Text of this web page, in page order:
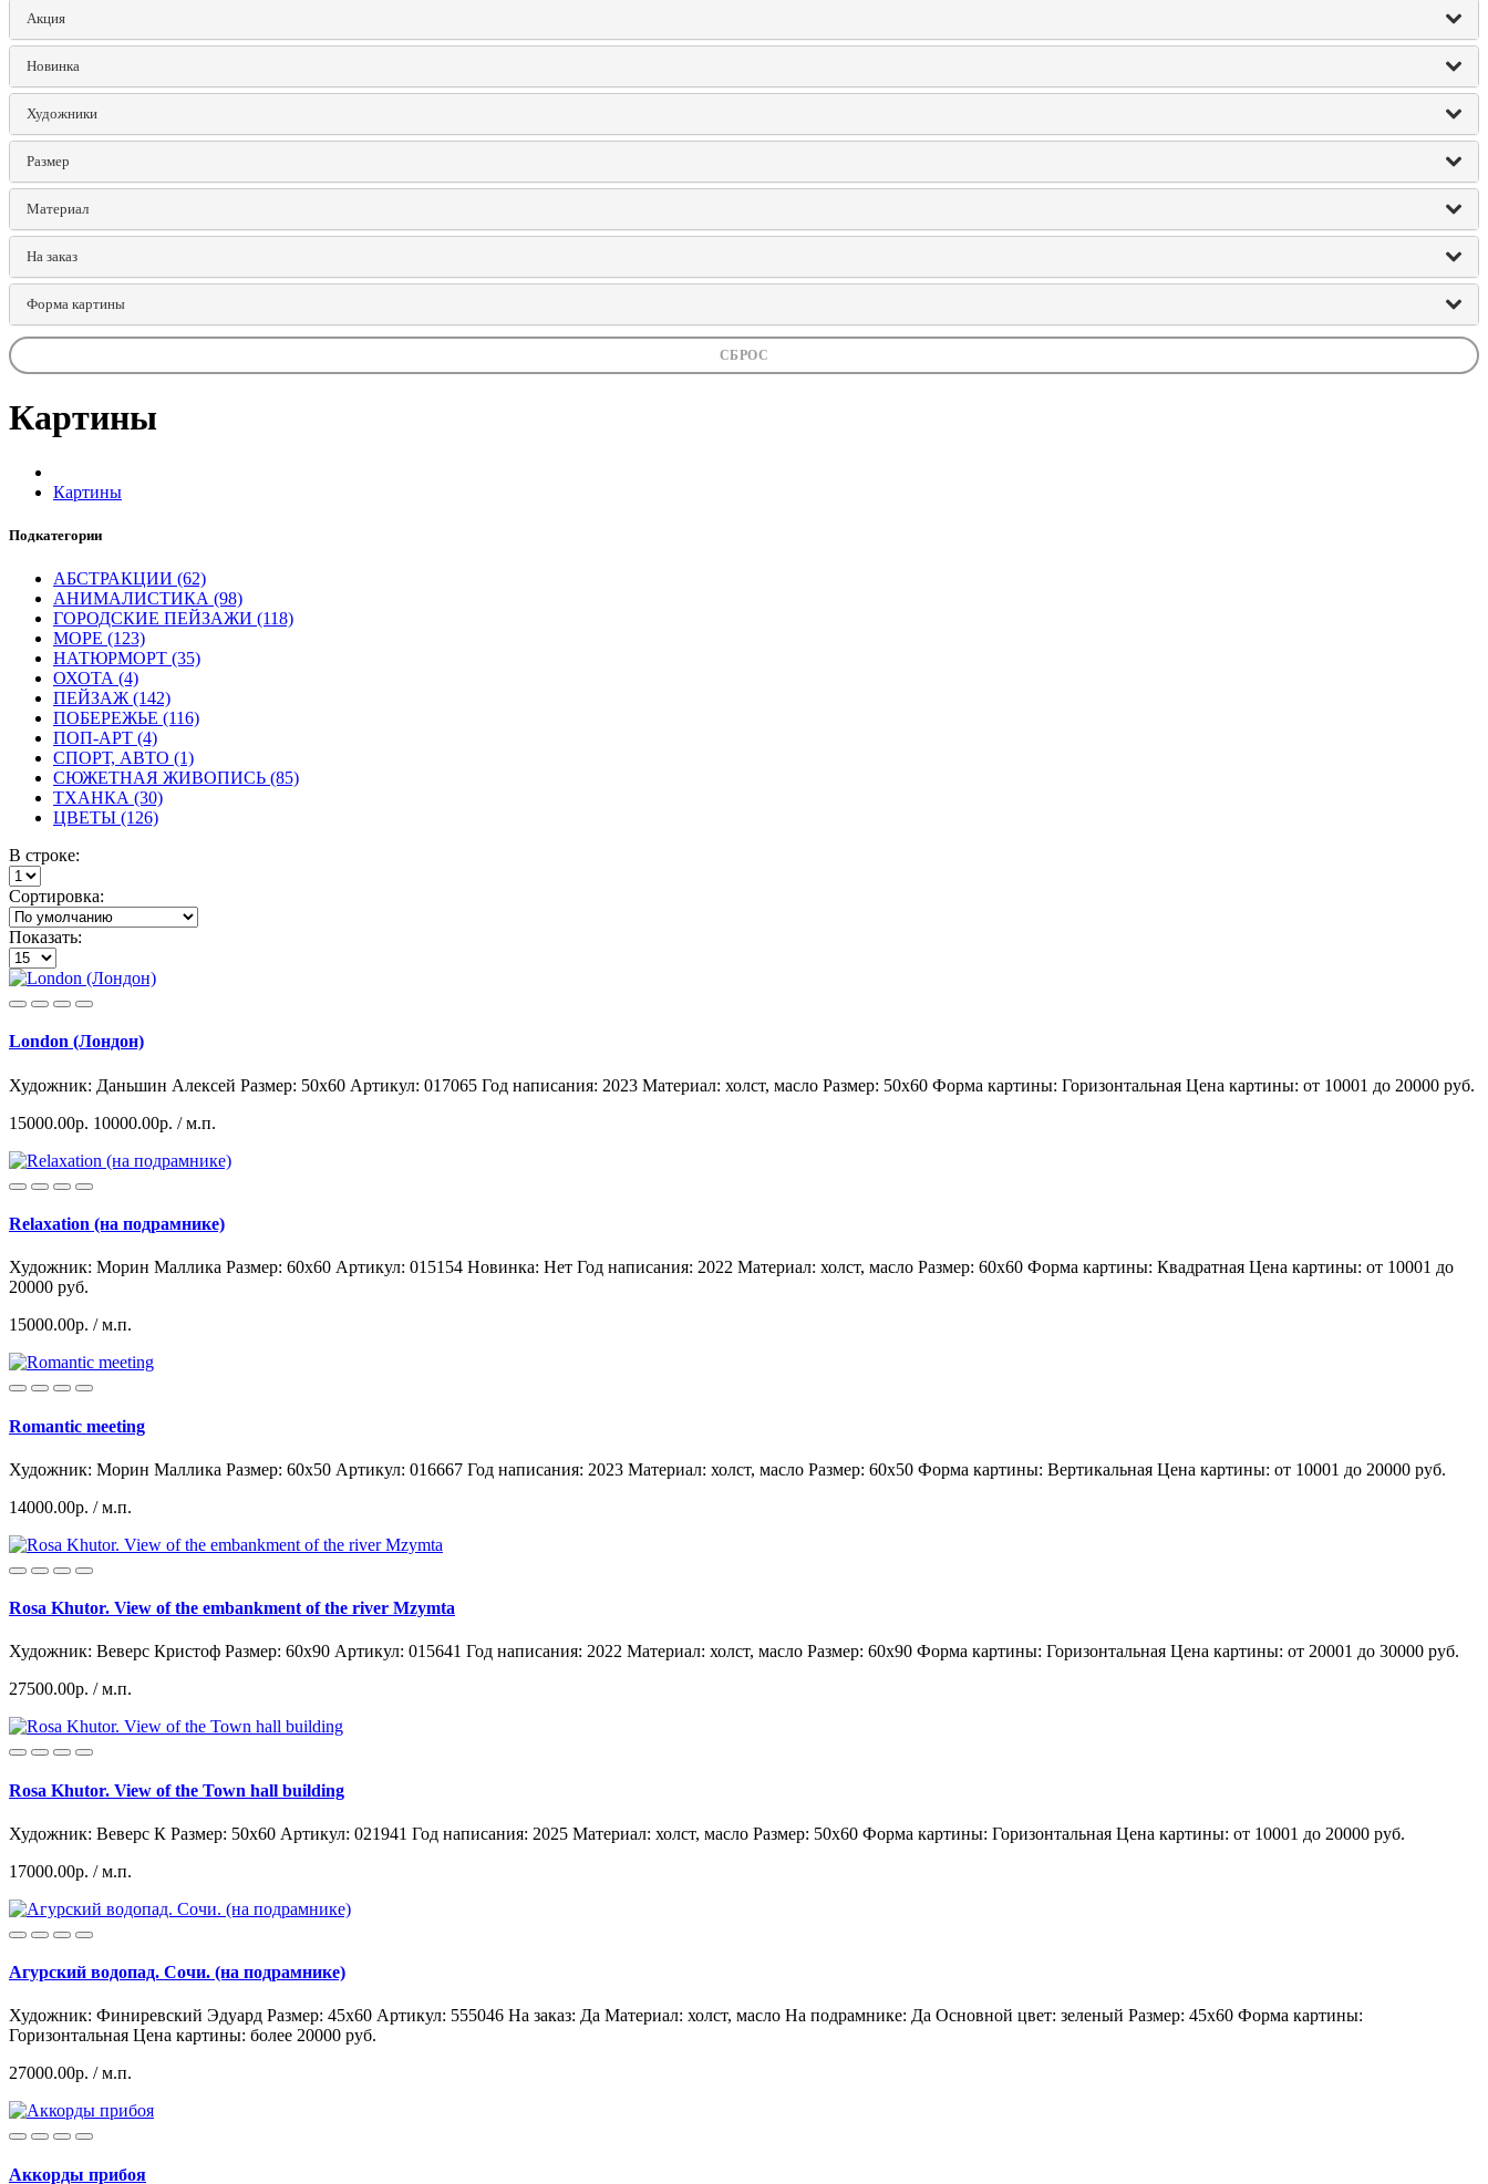
Акция
Hoвинка
Художники
Размер
Материал
Ha заказ
Форма картины
СБРОС
Картины
Картины
Подкатегории
АБСТРАКЦИИ (62)
АНИМАЛИСТИКА (98)
ГОРОДСКИЕ ПЕЙЗАЖИ (118)
МОРЕ (123)
НАТЮРМОРТ (35)
ОХОТА (4)
ПЕЙЗАЖ (142)
ПОБЕРЕЖЬЕ (116)
ПОП-АРТ (4)
СПОРТ, АВТО (1)
СЮЖЕТНАЯ ЖИВОПИСЬ (85)
ТХАНКА (30)
ЦВЕТЫ (126)
В строке:
Сортировка:
Показать:
London (Лондон)
Художник: Даньшин Алексей Размер: 50x60 Артикул: 017065 Год написания: 2023 Материал: холст, масло Размер: 50х60 Форма картины: Горизонтальная Цена картины: от 10001 до 20000 руб.
15000.00р. 10000.00р. / м.п.
Relaxation (на подрамнике)
Художник: Морин Маллика Размер: 60x60 Артикул: 015154 Hoвинка: Нет Год написания: 2022 Материал: холст, масло Размер: 60х60 Форма картины: Квадратная Цена картины: от 10001 до
20000 руб.
15000.00р. / м.п.
Romantic meeting
Художник: Морин Маллика Размер: 60x50 Артикул: 016667 Год написания: 2023 Материал: холст, масло Размер: 60х50 Форма картины: Вертикальная Цена картины: от 10001 до 20000 руб.
14000.00р. / м.п.
Rosa Khutor. View of the embankment of the river Mzymta
Художник: Веверс Кристоф Размер: 60x90 Артикул: 015641 Год написания: 2022 Материал: холст, масло Размер: 60х90 Форма картины: Горизонтальная Цена картины: от 20001 до 30000 руб.
27500.00р. / м.п.
Rosa Khutor. View of the Town hall building
Художник: Веверс К Размер: 50x60 Артикул: 021941 Год написания: 2025 Материал: холст, масло Размер: 50х60 Форма картины: Горизонтальная Цена картины: от 10001 до 20000 руб.
17000.00р. / м.п.
Агурский водопад. Сочи. (на подрамнике)
Художник: Финиревский Эдуард Размер: 45x60 Артикул: 555046 Ha заказ: Дa Материал: холст, масло На подрамнике: Да Основной цвет: зеленый Размер: 45х60 Форма картины:
Горизонтальная Цена картины: более 20000 руб.
27000.00р. / м.п.
Аккорды прибоя